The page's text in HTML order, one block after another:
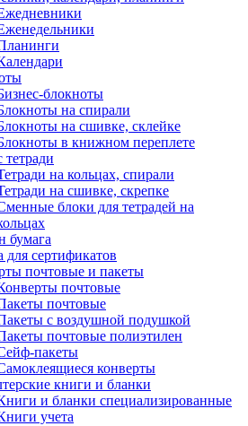
блокноты
на спирали
на сшивке, склейке
в книжном переплете
тетради
на кольцах, спирали
на сшивке, скрепке
блоки для тетрадей на
бумага
для сертификатов
почтовые и пакеты
почтовые
почтовые
с воздушной подушкой
почтовые полиэтилен
пакеты
конверты
книги и бланки
и бланки специализированные
учета